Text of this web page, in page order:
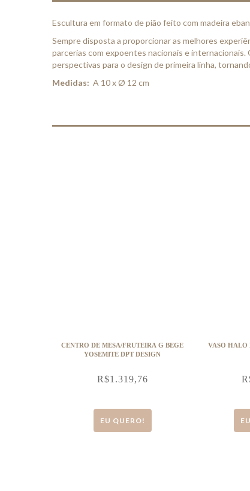
Escultura em formato de pião feito com madeira
Sempre disposta a proporcionar as melhores
parcerias com expoentes nacionais e
perspectivas para o design de primeira linha,
Medidas: A 10 x Ø 12 cm
CENTRO DE MESA/FRUTEIRA G BEGE
YOSEMITE DPT DESIGN
R$1.319,76
EU QUERO!
VASO HALO